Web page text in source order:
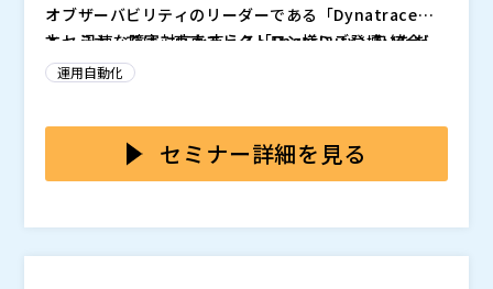
オブザーバビリティのリーダーである「Dynatrace」
と、 迅速な障害対応を支える「PagerDuty」を統合し
推進しています。
本セミナーでは、東京エレクトロン様にご登壇いただ
き、同社が目指す次世代IT運用の姿と、 それを具現化
た、理想を絵に描いた餅で終わらせないために、ジール
の「SRE伴走支援」が現場でどのように機能し、組織の
現場実装を両立させるための「現実的な処方箋」を共有
いたします。
監視体制の不備から障害対応が後手に回るケースが散見
されました。 こうした状況をDynatraceとPagerDuty
づきご紹介します。 また、システム基盤の安定化を実
現した現在地と、今後のアプリケーション層や社内展開
ータ統合グループ グループリーダー 下井 剛氏
複雑化するシステム環境において、従来の監視を超えた
運用自動化
セミナー詳細を見る